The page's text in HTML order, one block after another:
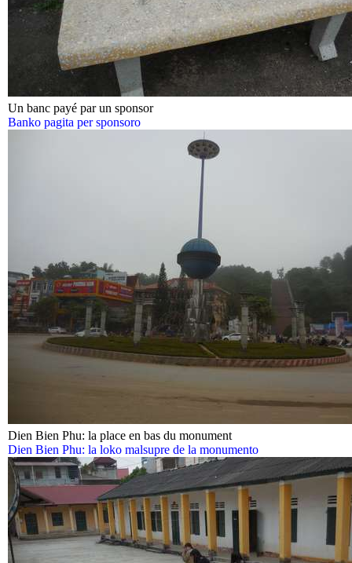
Un banc payé par un sponsor
Banko pagita per sponsoro
Dien Bien Phu: la place en bas du monument
Dien Bien Phu: la loko malsupre de la monumento